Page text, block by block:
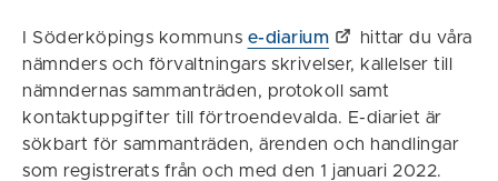
I Söderköpings kommuns e-diarium
hittar du våra
nämnders och förvaltningars skrivelser, kallelser till
nämndernas sammanträden, protokoll samt
kontaktuppgifter till förtroendevalda. E-diariet är
sökbart för sammanträden, ärenden och handlingar
som registrerats från och med den 1 januari 2022.